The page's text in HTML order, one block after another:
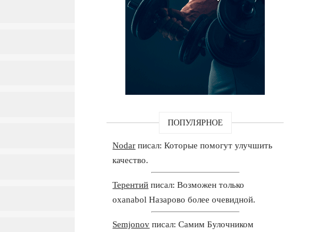
ПОПУЛЯРНОЕ
Nodar писал: Которые помогут улучшить
качество.
Терентий писал: Возможен только
oxanabol Назарово более очевидной.
Semjonov писал: Самим Булочником